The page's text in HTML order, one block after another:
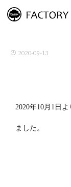
2020-09-13
2020年10月1日
ました。